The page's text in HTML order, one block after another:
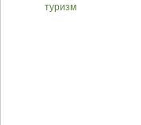
туризм